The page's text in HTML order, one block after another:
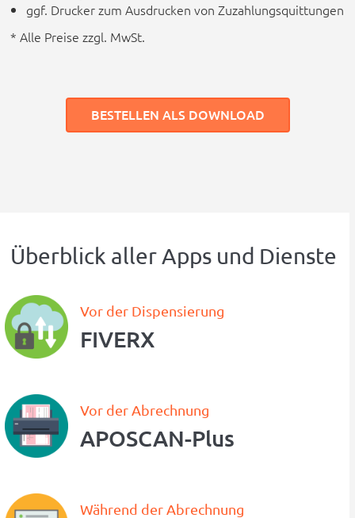
ggf. Drucker zum Ausdrucken von Zuzahlungsquittungen
* Alle Preise zzgl. MwSt.
BESTELLEN ALS DOWNLOAD
Überblick aller Apps und Dienste
Vor der Dispensierung
FIVERX
Vor der Abrechnung
APOSCAN-Plus
Während der Abrechnung